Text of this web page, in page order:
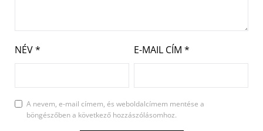
NÉV* E-MAIL CÍM *
A nevem, e-mail címem, és weboldalcímem mentése a
böngészőben a következő hozzászólásomhoz.